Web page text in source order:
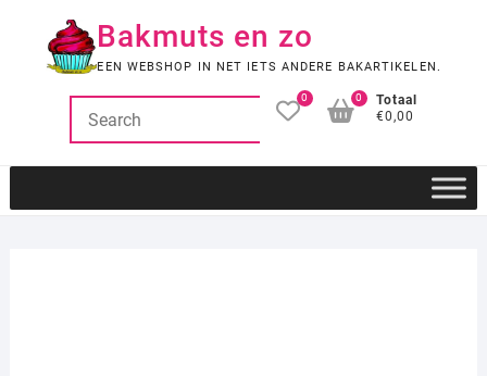
Bakmuts en zo
EEN WEBSHOP IN NET IETS ANDERE BAKARTIKELEN.
0
Totaal
€0,00
0